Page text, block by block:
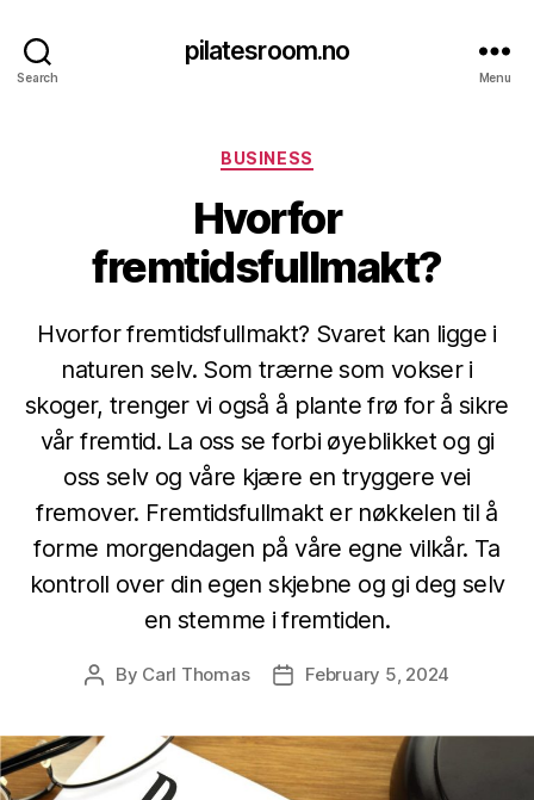
Search
pilatesroom.no
Menu
Categories
BUSINESS
Hvorfor
fremtidsfullmakt?
Hvorfor fremtidsfullmakt? Svaret kan ligge i
naturen selv. Som trærne som vokser i
skoger, trenger vi også å plante frø for å sikre
vår fremtid. La oss se forbi øyeblikket og gi
oss selv og våre kjære en tryggere vei
fremover. Fremtidsfullmakt er nøkkelen til å
forme morgendagen på våre egne vilkår. Ta
kontroll over din egen skjebne og gi deg selv
en stemme i fremtiden.
Post
By Carl Thomas
PostFebruary 5, 2024